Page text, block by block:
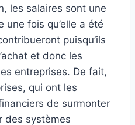
les salaires sont une
une fois qu’elle a été
puisqu’ils
et donc les
entreprises. De fait,
qui ont les
de surmonter
des systèmes